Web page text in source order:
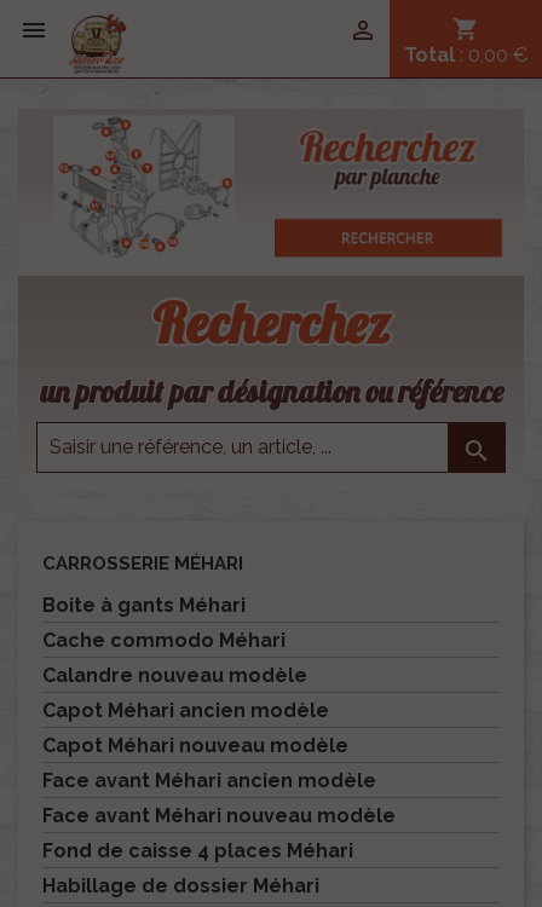
 shopping_cart
Total : 0,00 €

Recherchez
un produit par désignation ou référence

CARROSSERIE MÉHARI
Boite à gants Méhari
Cache commodo Méhari
Calandre nouveau modèle
Capot Méhari ancien modèle
Capot Méhari nouveau modèle
Face avant Méhari ancien modèle
Face avant Méhari nouveau modèle
Fond de caisse 4 places Méhari
Habillage de dossier Méhari